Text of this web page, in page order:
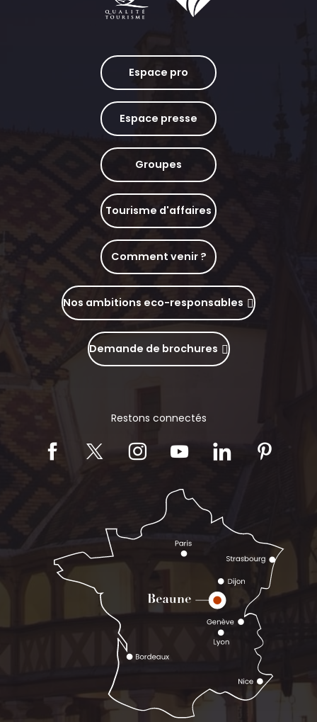
Espace pro
Espace presse
Groupes
Tourisme d'affaires
Comment venir ?
Nos ambitions eco-responsables
Demande de brochures
Restons connectés